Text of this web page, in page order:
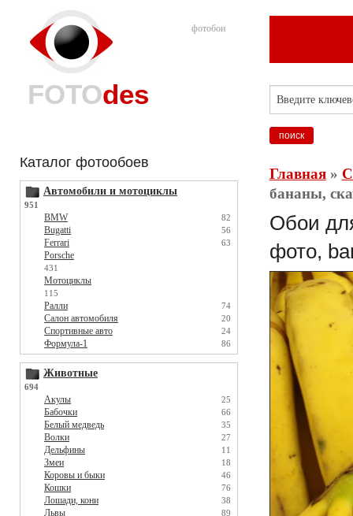
фотобои
FOTOdes
Каталог фотообоев
Автомобили и мотоциклы
951
BMW 82
Bugatti 56
Ferrari 63
Porsche
431
Мотоциклы
115
Ралли 74
Салон автомобиля 20
Спортивные авто 24
Формула-1 86
Животные
694
Акулы 25
Бабочки 66
Белый медведь 35
Волки 27
Дельфины 11
Змеи 18
Коровы и быки 46
Кошки 76
Лошади, кони 38
Львы 89
Главная»
бананы,
Обои
фото,